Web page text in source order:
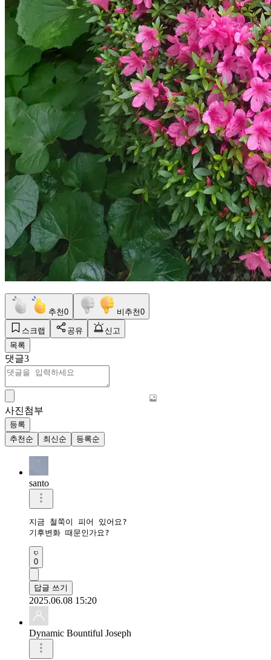
추천0 비추천0
스크랩 공유
신고
목록
댓글3
사진첨부
등록
추천순
최신순 등록순
santo
지금 철쭉이 피어 있어요?
기후변화 때문인가요?
0
답글 쓰기
2025.06.08 15:20
Dynamic Bountiful Joseph